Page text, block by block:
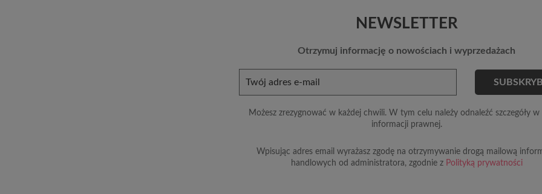
NEWSLETTER
Otrzymuj informację o nowościach i wyprzedażach
Możesz zrezygnować w każdej chwili. W tym celu należy odnaleźć szczegóły w
informacji prawnej.
Wpisując adres email wyrażasz zgodę na otrzymywanie drogą mailową
handlowych od administratora, zgodnie z Polityką prywatności